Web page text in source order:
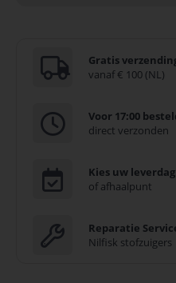
Gratis
vanaf € 100 (NL)
Voor 17:00
direct verzonden
Kies uw leverdag
of afhaalpunt
Reparatie
Nilfisk stofzuigers